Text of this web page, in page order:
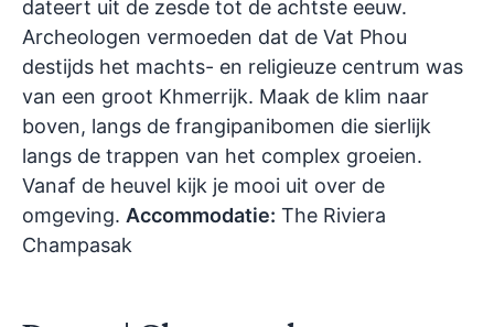
dateert uit de zesde tot de achtste eeuw.
Archeologen vermoeden dat de Vat Phou
destijds het machts- en religieuze centrum was
van een groot Khmerrijk. Maak de klim naar
boven, langs de frangipanibomen die sierlijk
langs de trappen van het complex groeien.
Vanaf de heuvel kijk je mooi uit over de
omgeving. Accommodatie: The Riviera
Champasak